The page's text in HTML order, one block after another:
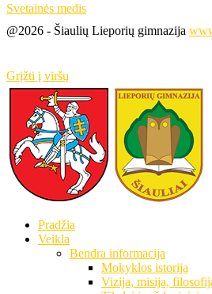
Svetainės medis
@2026 - Šiaulių Lieporių gimnazija
Grįžti į viršų
Pradžia
Veikla
Bendra informacija
Mokyklos istorija
Vizija, misija,